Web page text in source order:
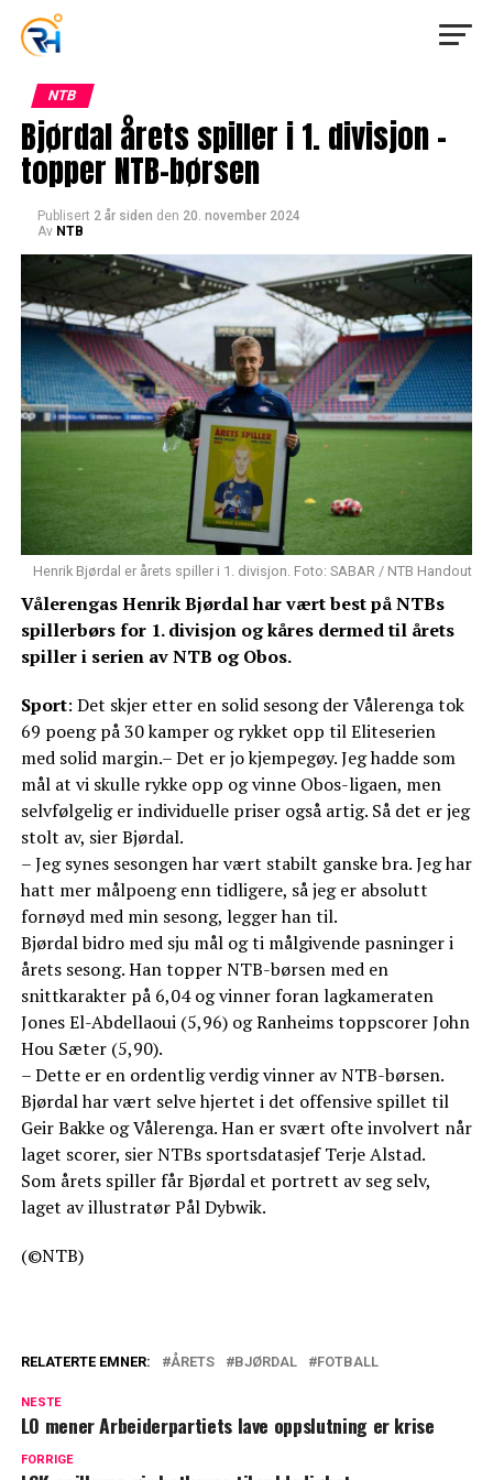
NTB
Bjørdal årets spiller i 1. divisjon –
topper NTB-børsen
Publisert 2 år siden den 20. november 2024
Av NTB
Henrik Bjørdal er årets spiller i 1. divisjon. Foto: SABAR / NTB Handout
Vålerengas Henrik Bjørdal har vært best på NTBs
spillerbørs for 1. divisjon og kåres dermed til årets
spiller i serien av NTB og Obos.
Sport: Det skjer etter en solid sesong der Vålerenga tok
69 poeng på 30 kamper og rykket opp til Eliteserien
med solid margin.– Det er jo kjempegøy. Jeg hadde som
mål at vi skulle rykke opp og vinne Obos-ligaen, men
selvfølgelig er individuelle priser også artig. Så det er jeg
stolt av, sier Bjørdal.
– Jeg synes sesongen har vært stabilt ganske bra. Jeg har
hatt mer målpoeng enn tidligere, så jeg er absolutt
fornøyd med min sesong, legger han til.
Bjørdal bidro med sju mål og ti målgivende pasninger i
årets sesong. Han topper NTB-børsen med en
snittkarakter på 6,04 og vinner foran lagkameraten
Jones El-Abdellaoui (5,96) og Ranheims toppscorer John
Hou Sæter (5,90).
– Dette er en ordentlig verdig vinner av NTB-børsen.
Bjørdal har vært selve hjertet i det offensive spillet til
Geir Bakke og Vålerenga. Han er svært ofte involvert når
laget scorer, sier NTBs sportsdatasjef Terje Alstad.
Som årets spiller får Bjørdal et portrett av seg selv,
laget av illustratør Pål Dybwik.
(©NTB)
RELATERTE EMNER: ÅRETS BJØRDAL FOTBALL
NESTE
LO mener Arbeiderpartiets lave oppslutning er krise
FORRIGE